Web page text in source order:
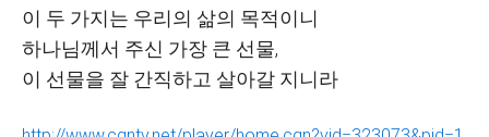
이 두 가지는 우리의 삶의 목적이니
하나님께서 주신 가장 큰 선물,
이 선물을 잘 간직하고 살아갈 지니라